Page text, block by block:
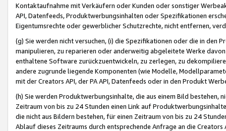
Kontaktaufnahme mit Verkäufern oder Kunden oder sonstiger
API, Datenfeeds, Produktwerbungsinhalten oder Spezifikationen
Eigentumsrechte oder gewerblicher Schutzrechte, nicht entfernen,
(g) Sie werden nicht versuchen, (i) die Spezifikationen oder die in
manipulieren, zu reparieren oder anderweitig abgeleitete Werke
enthaltene Software zurückzuentwickeln, zu zerlegen, zu
andere zugrunde liegende Komponenten (wie Modelle,
mit der Creators API, der PA API, Datenfeeds oder in den Produkt
(h) Sie werden Produktwerbungsinhalte, die aus einem Bild bestehen,
Zeitraum von bis zu 24 Stunden einen Link auf
die nicht aus Bildern bestehen, für einen Zeitraum von bis zu 24
Ablauf dieses Zeitraums durch entsprechende Anfrage an die